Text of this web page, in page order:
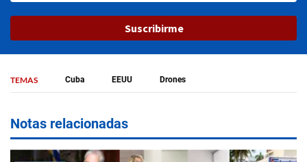
Suscribirme
TEMAS Cuba EEUU Drones
Notas relacionadas